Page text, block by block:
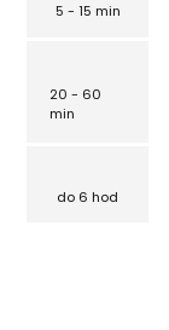
5 - 15 min
20 - 60
min
do 6 hod